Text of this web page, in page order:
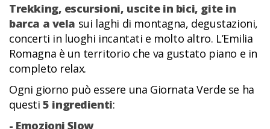
Trekking, escursioni, uscite in bici, gite in
barca a vela sui laghi di montagna, degustazioni,
concerti in luoghi incantati e molto altro. L’Emilia
Romagna è un territorio che va gustato piano e in
completo relax.
Ogni giorno può essere una Giornata Verde se ha
questi5 ingredienti:
- Emozioni Slow